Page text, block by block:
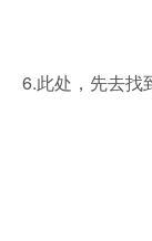
6.此处，先去找